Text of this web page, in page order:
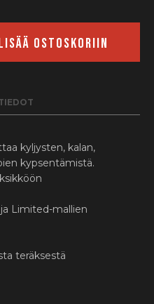
OSTOSKORIIN
kyljysten, kalan,
kypsentämistä.
Limited-mallien
teräksestä